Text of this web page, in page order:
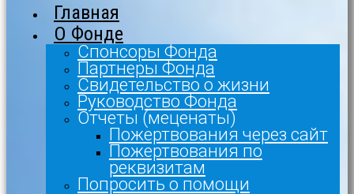
Главная
О Фонде
Спонсоры Фонда
Партнеры Фонда
Свидетельство о жизни
Руководство Фонда
Отчеты (меценаты)
Пожертвования через сайт
Пожертвования по
реквизитам
Попросить о помощи